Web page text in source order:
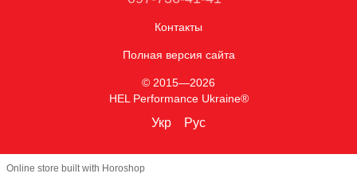
Контакты
Полная версия сайта
© 2015—2026
HEL Performance Ukraine®
Укр Рус
Online store built with Horoshop